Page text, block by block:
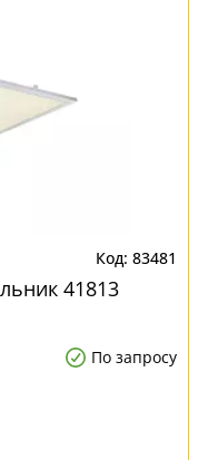
83481
41813
По запросу